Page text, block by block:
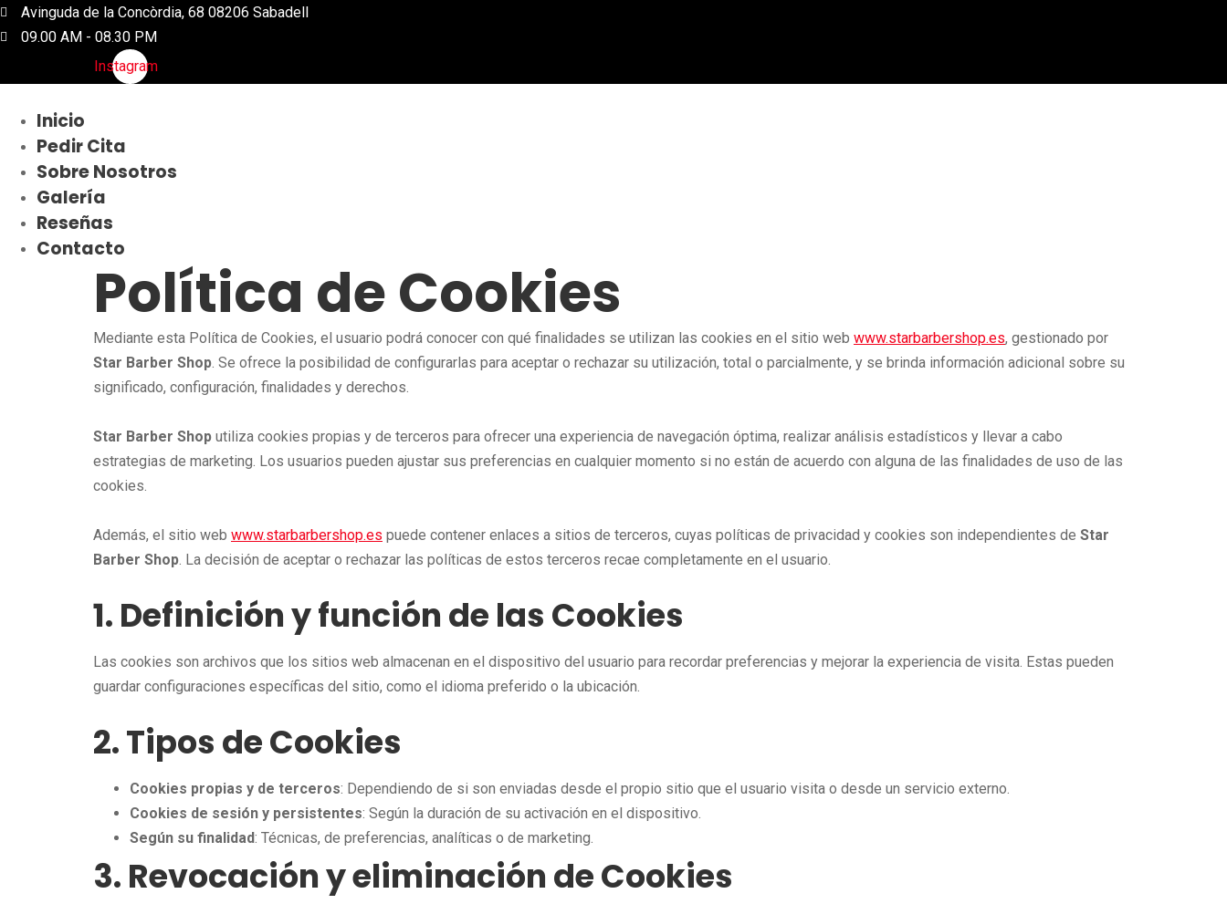
Ir
al
Avinguda de la Concòrdia, 68 08206 Sabadell
09.00 AM - 08.30 PM
Instagram
Inicio
Pedir Cita
Sobre Nosotros
Galería
Reseñas
Contacto
Política de Cookies
Mediante esta Política de Cookies, el usuario podrá conocer con qué finalidades se utilizan las cookies en el sitio web www.starbarbershop.es, gestionado por
Star Barber Shop. Se ofrece la posibilidad de configurarlas para aceptar o rechazar su utilización, total o parcialmente, y se brinda información adicional sobre su
significado, configuración, finalidades y derechos.
Star Barber Shop utiliza cookies propias y de terceros para ofrecer una experiencia de navegación óptima, realizar análisis estadísticos y llevar a cabo
estrategias de marketing. Los usuarios pueden ajustar sus preferencias en cualquier momento si no están de acuerdo con alguna de las finalidades de uso de las
cookies.
Además, el sitio web www.starbarbershop.es puede contener enlaces a sitios de terceros, cuyas políticas de privacidad y cookies son independientes de Star
Barber Shop. La decisión de aceptar o rechazar las políticas de estos terceros recae completamente en el usuario.
1. Definición y función de las Cookies
Las cookies son archivos que los sitios web almacenan en el dispositivo del usuario para recordar preferencias y mejorar la experiencia de visita. Estas pueden
guardar configuraciones específicas del sitio, como el idioma preferido o la ubicación.
2. Tipos de Cookies
Cookies propias y de terceros: Dependiendo de si son enviadas desde el propio sitio que el usuario visita o desde un servicio externo.
Cookies de sesión y persistentes: Según la duración de su activación en el dispositivo.
Según su finalidad: Técnicas, de preferencias, analíticas o de marketing.
3. Revocación y eliminación de Cookies